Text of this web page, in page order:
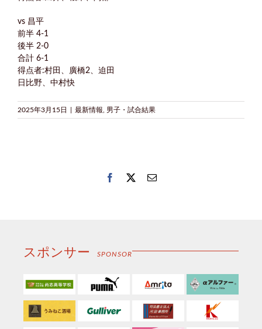
vs 昌平
前半 4-1
後半 2-0
合計 6-1
得点者:村田、廣橋2、迫田
日比野、中村快
2025年3月15日 最新情報 男子・試合結果
Facebook
Twitter電
スポンサー SPONSOR